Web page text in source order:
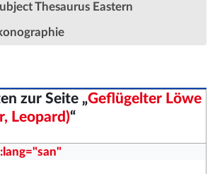
Thesaurus Eastern
zur Seite „Geflügelter Löwe
Leopard)“